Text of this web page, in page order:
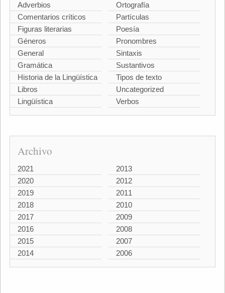
Adverbios
Comentarios críticos
Figuras literarias
Géneros
General
Gramática
Historia de la Lingüística
Libros
Lingüística
Ortografía
Partículas
Poesía
Pronombres
Sintaxis
Sustantivos
Tipos de texto
Uncategorized
Verbos
Archivo
2021
2020
2019
2018
2017
2016
2015
2014
2013
2012
2011
2010
2009
2008
2007
2006